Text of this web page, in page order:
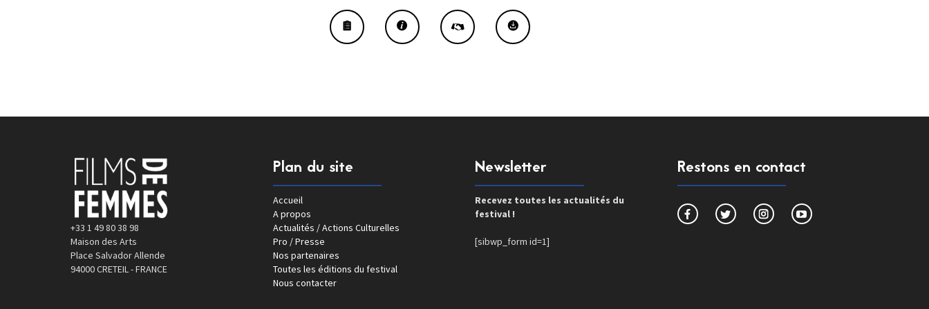
+33 1 49 80 38 98
Maison des Arts
Place Salvador Allende
94000 CRETEIL - FRANCE
Plan du site
Accueil
A propos
Actualités / Actions Culturelles
Pro / Presse
Nos partenaires
Toutes les éditions du festival
Nous contacter
Newsletter
Recevez toutes les actualités du
festival !
[sibwp_form id=1]
Restons en contact